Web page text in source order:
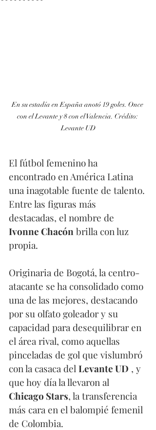
En su estadía en España anotó 19 goles. Once
con el Levante y 8 con el Valencia. Crédito:
Levante UD
El fútbol femenino ha
encontrado en América Latina
una inagotable fuente de talento.
Entre las figuras más
destacadas, el nombre de
Ivonne Chacón brilla con luz
propia.
Originaria de Bogotá, la centro-
atacante se ha consolidado como
una de las mejores, destacando
por su olfato goleador y su
capacidad para desequilibrar en
el área rival, como aquellas
pinceladas de gol que vislumbró
con la casaca del Levante UD , y
que hoy día la llevaron al
Chicago Stars, la transferencia
más cara en el balompié femenil
de Colombia.